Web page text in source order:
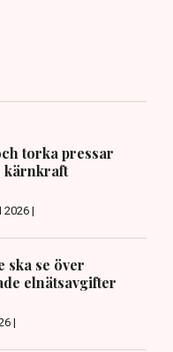
torka pressar
kärnkraft
2026 |
ska se över
elnätsavgifter
|